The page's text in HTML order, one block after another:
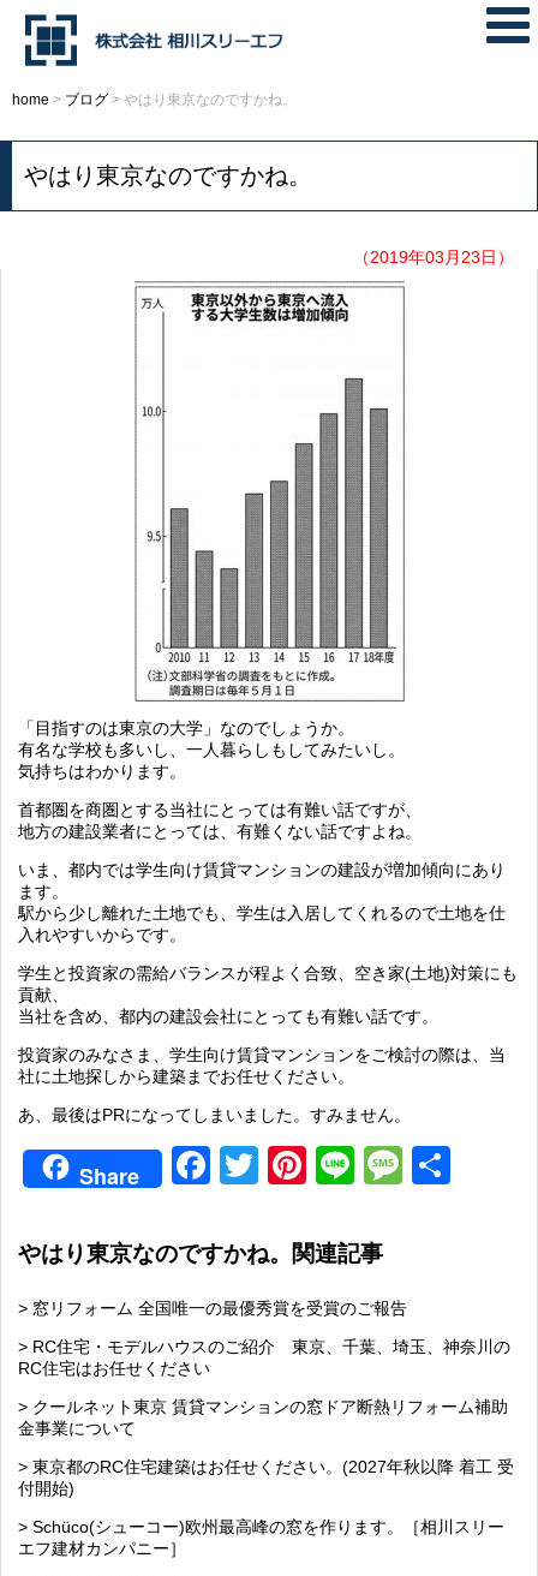
home > ブログ > やはり東京なのですかね。
やはり東京なのですかね。
（2019年03月23日）
「目指すのは東京の大学」なのでしょうか。
有名な学校も多いし、一人暮らしもしてみたいし。
気持ちはわかります。
首都圏を商圏とする当社にとっては有難い話ですが、
地方の建設業者にとっては、有難くない話ですよね。
いま、都内では学生向け賃貸マンションの建設が増加傾向にあり
ます。
駅から少し離れた土地でも、学生は入居してくれるので土地を仕
入れやすいからです。
学生と投資家の需給バランスが程よく合致、空き家(土地)対策にも
貢献、
当社を含め、都内の建設会社にとっても有難い話です。
投資家のみなさま、学生向け賃貸マンションをご検討の際は、当
社に土地探しから建築までお任せください。
あ、最後はPRになってしまいました。すみません。
Share Facebook
TwitterPinterest
Line
やはり東京なのですかね。関連記事
> 窓リフォーム 全国唯一の最優秀賞を受賞のご報告
> RC住宅・モデルハウスのご紹介 東京、千葉、埼玉、神奈川の
RC住宅はお任せください
> クールネット東京 賃貸マンションの窓ドア断熱リフォーム補助
金事業について
> 東京都のRC住宅建築はお任せください。(2027年秋以降 着工 受
付開始)
> Schüco(シューコー)欧州最高峰の窓を作ります。［相川スリー
エフ建材カンパニー］